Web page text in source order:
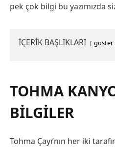
pek çok bilgi bu yazımızda
İÇERİK BAŞLIKLARI göster
TOHMA
BILGILER
Tohma Çayı’nın her iki